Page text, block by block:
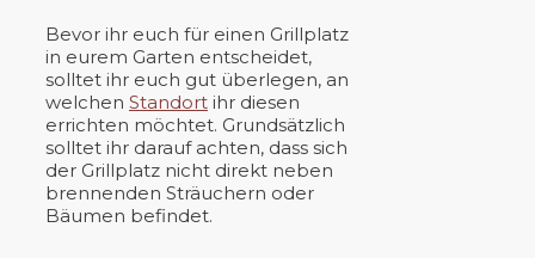
Bevor ihr euch für einen Grillplatz
in eurem Garten entscheidet,
solltet ihr euch gut überlegen, an
welchen Standort ihr diesen
errichten möchtet. Grundsätzlich
solltet ihr darauf achten, dass sich
der Grillplatz nicht direkt neben
brennenden Sträuchern oder
Bäumen befindet.